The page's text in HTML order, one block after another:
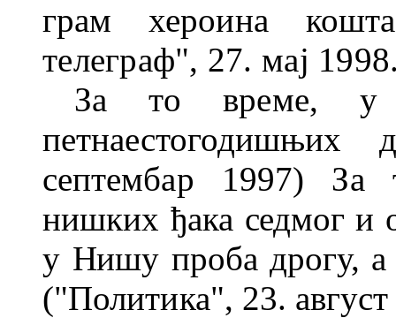
грам хероина
телеграф", 27. мај
За то време,у
септембар 1997) За
нишких ђака седмог и
у Нишу проба дрогу,
("Политика", 23.